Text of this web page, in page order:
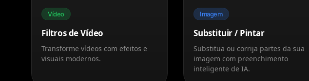
Vídeo
Filtros de Vídeo
Transforme vídeos com efeitos e
visuais modernos.
Imagem
Substituir / Pintar
Substitua ou corrija partes da sua
imagem com preenchimento
inteligente de IA.